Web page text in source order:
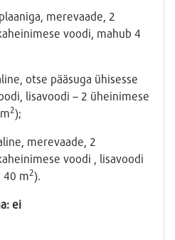
merevaade, 2
voodi, mahub 4
otse pääsuga ühisesse
lisavoodi – 2 üheinimese
2);
merevaade, 2
voodi , lisavoodi
40 m2).
ei